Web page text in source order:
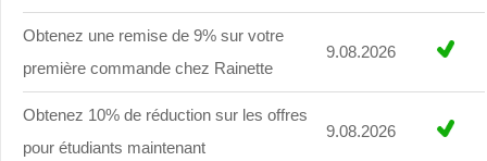
Obtenez une remise de 9% sur votre
première commande chez Rainette
9.08.2026
Obtenez 10% de réduction sur les offres
pour étudiants maintenant
9.08.2026